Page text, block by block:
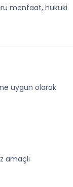
menfaat, hukuki
uygun olarak
amaçlı